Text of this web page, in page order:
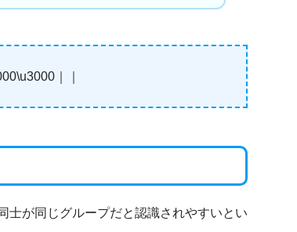
｜｜
士が同じグループだと認識されやすいとい